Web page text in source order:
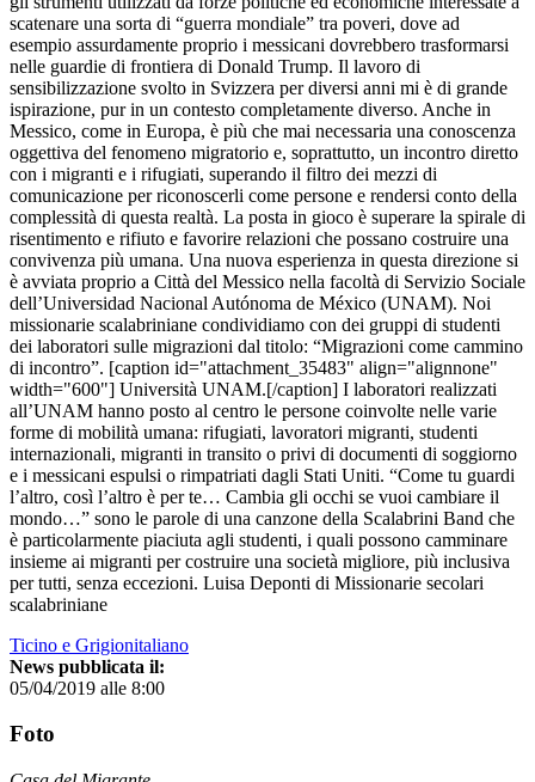
scatenare una sorta di “guerra mondiale” tra poveri, dove ad
esempio assurdamente proprio i messicani dovrebbero trasformarsi
nelle guardie di frontiera di Donald Trump. Il lavoro di
sensibilizzazione svolto in Svizzera per diversi anni mi è di grande
ispirazione, pur in un contesto completamente diverso. Anche in
Messico, come in Europa, è più che mai necessaria una conoscenza
oggettiva del fenomeno migratorio e, soprattutto, un incontro diretto
con i migranti e i rifugiati, superando il filtro dei mezzi di
comunicazione per riconoscerli come persone e rendersi conto della
complessità di questa realtà. La posta in gioco è superare la spirale di
risentimento e rifiuto e favorire relazioni che possano costruire una
convivenza più umana. Una nuova esperienza in questa direzione si
è avviata proprio a Città del Messico nella facoltà di Servizio Sociale
dell’Universidad Nacional Autónoma de México (UNAM). Noi
missionarie scalabriniane condividiamo con dei gruppi di studenti
dei laboratori sulle migrazioni dal titolo: “Migrazioni come cammino
di incontro”. [caption id="attachment_35483" align="alignnone"
width="600"] Università UNAM.[/caption] I laboratori realizzati
all’UNAM hanno posto al centro le persone coinvolte nelle varie
forme di mobilità umana: rifugiati, lavoratori migranti, studenti
internazionali, migranti in transito o privi di documenti di soggiorno
e i messicani espulsi o rimpatriati dagli Stati Uniti. “Come tu guardi
l’altro, così l’altro è per te… Cambia gli occhi se vuoi cambiare il
mondo…” sono le parole di una canzone della Scalabrini Band che
è particolarmente piaciuta agli studenti, i quali possono camminare
insieme ai migranti per costruire una società migliore, più inclusiva
per tutti, senza eccezioni. Luisa Deponti di Missionarie secolari
scalabriniane
Ticino e Grigionitaliano
News pubblicata il:
05/04/2019 alle 8:00
Foto